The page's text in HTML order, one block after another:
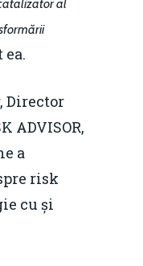
al
ea.
Director
ADVISOR,
a
risk
cu și